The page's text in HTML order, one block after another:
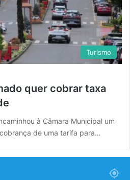
Turismo
quer cobrar taxa
à Câmara Municipal um
de uma tarifa para…